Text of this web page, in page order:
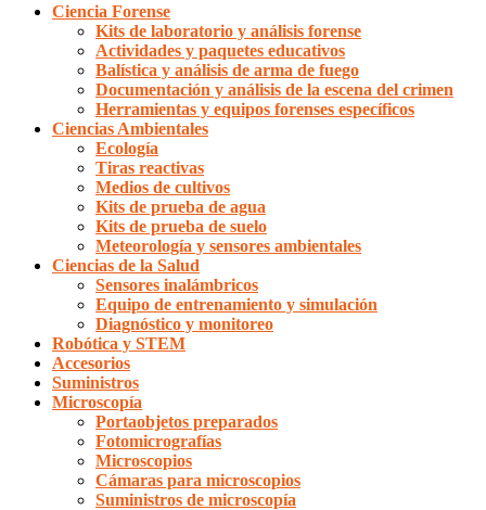
Ciencia Forense
Kits de laboratorio y análisis forense
Actividades y paquetes educativos
Balística y análisis de arma de fuego
Documentación y análisis de la escena del crimen
Herramientas y equipos forenses específicos
Ciencias Ambientales
Ecología
Tiras reactivas
Medios de cultivos
Kits de prueba de agua
Kits de prueba de suelo
Meteorología y sensores ambientales
Ciencias de la Salud
Sensores inalámbricos
Equipo de entrenamiento y simulación
Diagnóstico y monitoreo
Robótica y STEM
Accesorios
Suministros
Microscopía
Portaobjetos preparados
Fotomicrografías
Microscopios
Cámaras para microscopios
Suministros de microscopía